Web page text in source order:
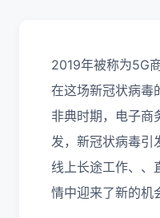
2019年被称为5G
在这场新冠状病毒
非典时期，电子商
发，新冠状病毒引
线上长途工作、、
情中迎来了新的机